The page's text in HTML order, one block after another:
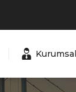
Kurumsal